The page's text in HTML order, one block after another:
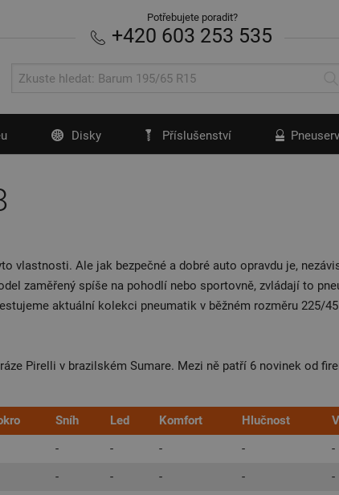
Potřebujete poradit?
+420 603 253 535
Disky Příslušenství
vlastnosti. Ale jak bezpečné a dobré auto opravdu je,
zaměřený spíše na pohodlí nebo sportovně, zvládají to
aktuální kolekci pneumatik v běžném rozměru 225/45
Pirelli v brazilském Sumare. Mezi ně patří 6 novinek od
Sníh Led Komfort Hlučnost
- - - - -
- - - - -